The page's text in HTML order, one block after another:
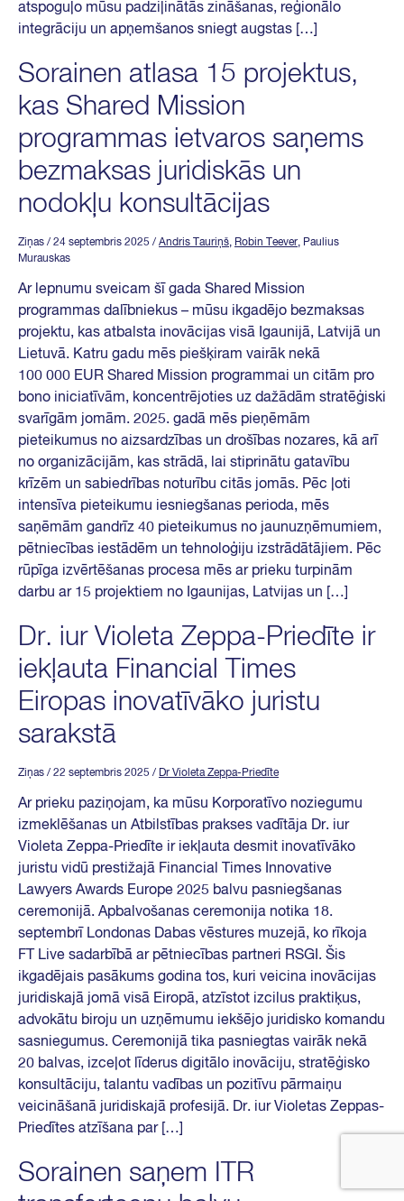
atspoguļo mūsu padziļinātās zināšanas, reģionālo
integrāciju un apņemšanos sniegt augstas […]
Sorainen atlasa 15 projektus,
kas Shared Mission
programmas ietvaros saņems
bezmaksas juridiskās un
nodokļu konsultācijas
Ziņas / 24 septembris 2025 / Andris Tauriņš, Robin Teever, Paulius
Murauskas
Ar lepnumu sveicam šī gada Shared Mission
programmas dalībniekus – mūsu ikgadējo bezmaksas
projektu, kas atbalsta inovācijas visā Igaunijā, Latvijā un
Lietuvā. Katru gadu mēs piešķiram vairāk nekā
100 000 EUR Shared Mission programmai un citām pro
bono iniciatīvām, koncentrējoties uz dažādām stratēģiski
svarīgām jomām. 2025. gadā mēs pieņēmām
pieteikumus no aizsardzības un drošības nozares, kā arī
no organizācijām, kas strādā, lai stiprinātu gatavību
krīzēm un sabiedrības noturību citās jomās. Pēc ļoti
intensīva pieteikumu iesniegšanas perioda, mēs
saņēmām gandrīz 40 pieteikumus no jaunuzņēmumiem,
pētniecības iestādēm un tehnoloģiju izstrādātājiem. Pēc
rūpīga izvērtēšanas procesa mēs ar prieku turpinām
darbu ar 15 projektiem no Igaunijas, Latvijas un […]
Dr. iur Violeta Zeppa-Priedīte ir
iekļauta Financial Times
Eiropas inovatīvāko juristu
sarakstā
Ziņas / 22 septembris 2025 / Dr Violeta Zeppa-Priedīte
Ar prieku paziņojam, ka mūsu Korporatīvo noziegumu
izmeklēšanas un Atbilstības prakses vadītāja Dr. iur
Violeta Zeppa-Priedīte ir iekļauta desmit inovatīvāko
juristu vidū prestižajā Financial Times Innovative
Lawyers Awards Europe 2025 balvu pasniegšanas
ceremonijā. Apbalvošanas ceremonija notika 18.
septembrī Londonas Dabas vēstures muzejā, ko rīkoja
FT Live sadarbībā ar pētniecības partneri RSGI. Šis
ikgadējais pasākums godina tos, kuri veicina inovācijas
juridiskajā jomā visā Eiropā, atzīstot izcilus praktiķus,
advokātu biroju un uzņēmumu iekšējo juridisko komandu
sasniegumus. Ceremonijā tika pasniegtas vairāk nekā
20 balvas, izceļot līderus digitālo inovāciju, stratēģisko
konsultāciju, talantu vadības un pozitīvu pārmaiņu
veicināšanā juridiskajā profesijā. Dr. iur Violetas Zeppas-
Priedītes atzīšana par […]
Sorainen saņem ITR